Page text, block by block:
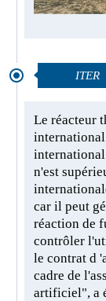
ITER
Le réacteur
n'est
car il peut
réaction de
contrôler
le contrat d
cadre de
artificiel", a